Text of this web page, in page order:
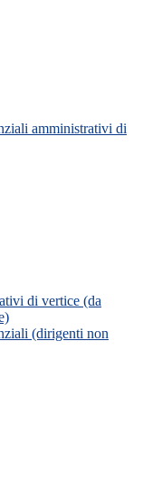
amministrativi di
di vertice (da
(dirigenti non